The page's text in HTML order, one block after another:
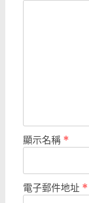
顯示名稱 *
電子郵件地址 *